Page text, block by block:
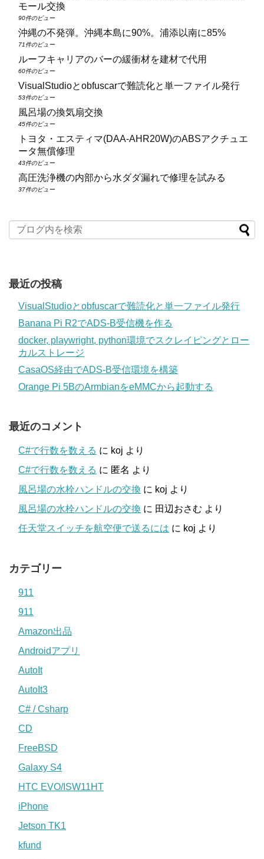
モール交換
90件のビュー
沖縄の不発弾。沖縄本島に90%。浦添以南に85%
71件のビュー
ルーフキャリアのバーの緩衝材を建材で代用
60件のビュー
VisualStudioとobfuscarで難読化と単一ファイル発行
53件のビュー
風呂場の換気扇交換
45件のビュー
トヨタ・エスティマ(DAA‑AHR20W)のABSアクチュエ
ータ無償修理
43件のビュー
高圧洗浄機の内部から水ダダ漏れで修理を試みる
37件のビュー
最近の投稿
VisualStudioとobfuscarで難読化と単一ファイル発行
Banana Pi R2でADS-B受信機を作る
docker, playwright, python環境でスクレイピングとロー
カルストレージ
CasaOS経由でADS-B受信環境を構築
Orange Pi 5BのArmbianをeMMCから起動する
最近のコメント
C#で行数を数える に koj より
C#で行数を数える に 匿名 より
風呂場の水栓ハンドルの交換 に koj より
風呂場の水栓ハンドルの交換 に 田辺おさむ より
任天堂スイッチを航空便で送るには に koj より
カテゴリー
911
911
Amazon出品
Androidアプリ
AutoIt
AutoIt3
C# / Csharp
CD
FreeBSD
Galaxy S4
HTC EVO/ISW11HT
iPhone
Jetson TK1
kfund